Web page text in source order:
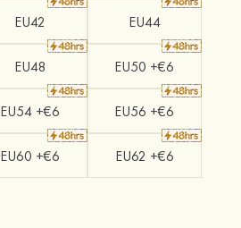
EU42 EU44
EU48 EU50 +€6
EU54 +€6 EU56 +€6
EU60 +€6 EU62 +€6